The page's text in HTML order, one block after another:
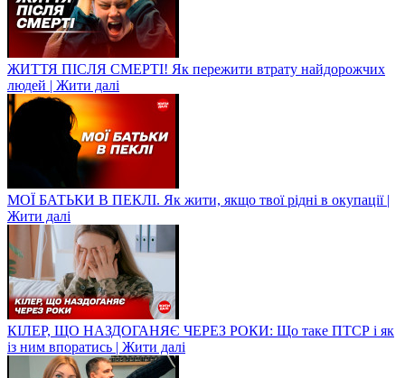
ЖИТТЯ ПІСЛЯ СМЕРТІ! Як пережити втрату найдорожчих
людей | Жити далі
МОЇ БАТЬКИ В ПЕКЛІ. Як жити, якщо твої рідні в окупації |
Жити далі
КІЛЕР, ЩО НАЗДОГАНЯЄ ЧЕРЕЗ РОКИ: Що таке ПТСР і як
із ним впоратись | Жити далі